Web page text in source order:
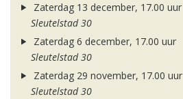
Zaterdag 13 december, 17.00 uur
Sleutelstad 30
Zaterdag 6 december, 17.00 uur
Sleutelstad 30
Zaterdag 29 november, 17.00 uur
Sleutelstad 30